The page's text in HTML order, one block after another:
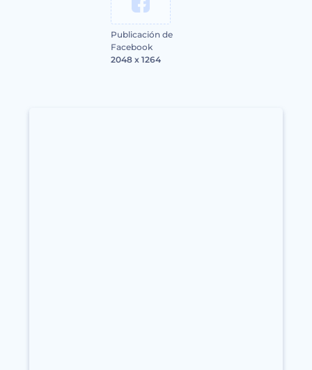
Publicación de
Facebook
2048 x 1264